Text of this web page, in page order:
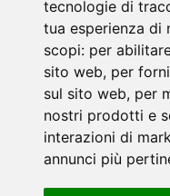
tecnologie di
tua esperienza di
scopi: per
sito web, per
sul sito web, per
nostri prodotti e
interazioni di
annunci più